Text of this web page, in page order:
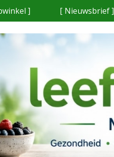
] [ Nieuwsbrief ]